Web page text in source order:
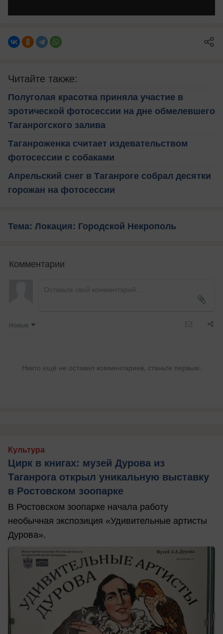
Читайте также:
Полуголая красотка приняла участие в
эротической фотосессии на дне обмелевшего
Таганрогского залива
Таганроженка считает издевательством
фотосессии с собаками
Апрельский снег в Таганроге собрал десятки
горожан на фотосессии
Тема: Локация: Городской Некрополь
Комментарии
Новые
Никто ещё не оставил комментариев, станьте первым.
Культура
Цирк в книгах: музей Дурова из
Таганрога открыл уникальную выставку
в Ростовском зоопарке
В Ростовском зоопарке начала работу
необычная экспозиция «Удивительные артисты
Дурова».